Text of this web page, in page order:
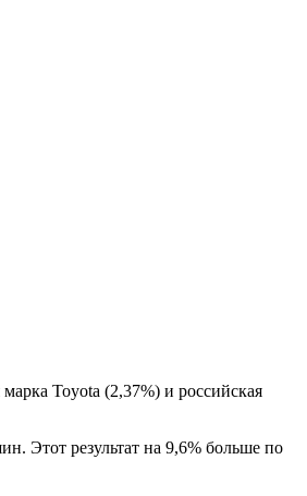
Toyota (2,37%) и российская
Этот результат на 9,6% больше по